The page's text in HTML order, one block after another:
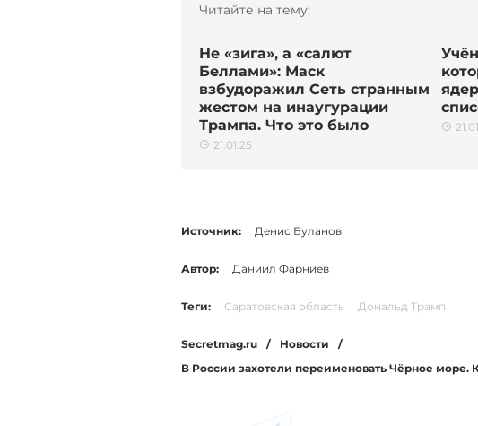
Читайте на тему:
Не «зига», а «салют
Беллами»: Маск
взбудоражил Сеть странным
жестом на инаугурации
Трампа. Что это было
21.01.25
Источник: Денис Буланов
Автор: Даниил Фарниев
Теги: Саратовская область Дональд Трамп
Secretmag.ru / Новости
/
В России захотели переименовать Чёрное море.